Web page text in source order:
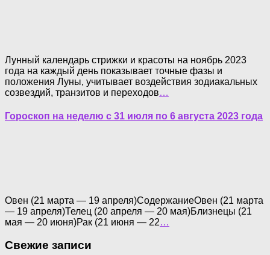
Лунный календарь стрижки и красоты на ноябрь 2023
года на каждый день показывает точные фазы и
положения Луны, учитывает воздействия зодиакальных
созвездий, транзитов и переходов…
Гороскоп на неделю с 31 июля по 6 августа 2023 года
Овен (21 марта — 19 апреля)СодержаниеОвен (21 марта
— 19 апреля)Телец (20 апреля — 20 мая)Близнецы (21
мая — 20 июня)Рак (21 июня — 22…
Свежие записи